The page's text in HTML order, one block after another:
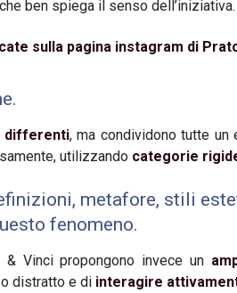
ben spiega il senso dell’iniziativa.
sulla pagina instagram di
differenti, ma condividono tutte un
utilizzando categorie
metafore, stili
fenomeno.
Vinci propongono invece un
distratto e di interagire